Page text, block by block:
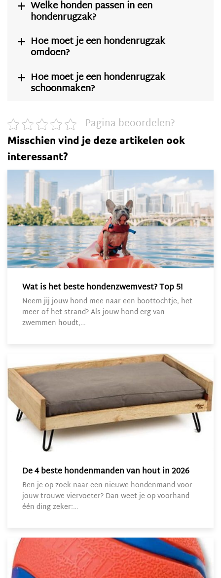
 Welke honden passen in een
hondenrugzak?
 Hoe moet je een hondenrugzak
omdoen?
 Hoe moet je een hondenrugzak
schoonmaken?
Pagina beoordelen?
Misschien vind je deze artikelen ook
interessant?
Wat is het beste hondenzwemvest? Top 5!
Neem jij jouw hond mee naar een boottochtje, het
meer of het strand? Als jouw hond erg van
zwemmen houdt,…
De 4 beste hondenmanden van hout in 2026
Ben je op zoek naar een nieuwe hondenmand voor
jouw trouwe viervoeter? Dan weet je op voorhand
één ding zeker:…